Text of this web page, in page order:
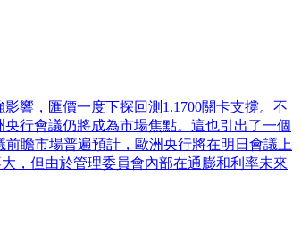
響，匯價一度下探回測1.1700關卡支撐。不
行會議仍將成為市場焦點。這也引出了一個
瞻市場普遍預計，歐洲央行將在明日會議上
，但由於管理委員會內部在通膨和利率未來